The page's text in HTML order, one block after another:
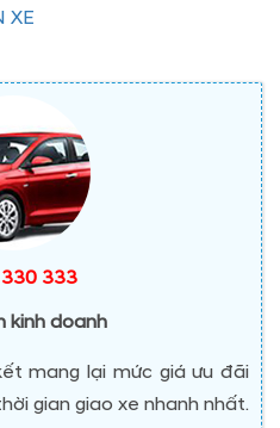
XE
333
kinh doanh
mang lại mức giá ưu đãi
gian giao xe nhanh nhất.